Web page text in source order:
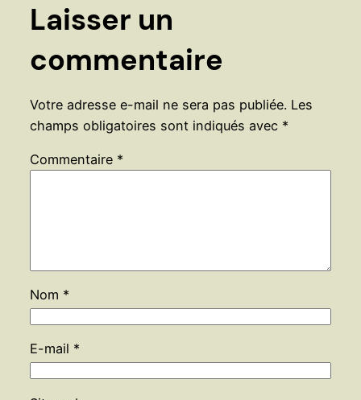
Laisser un
commentaire
Votre adresse e-mail ne sera pas publiée. Les
champs obligatoires sont indiqués avec *
Commentaire *
Nom *
E-mail *